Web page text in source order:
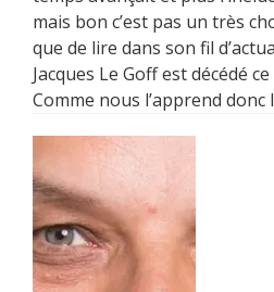
mais bon c’est pas un très
que de lire dans son fil
Jacques Le Goff est décédé
Comme nous l’apprend donc